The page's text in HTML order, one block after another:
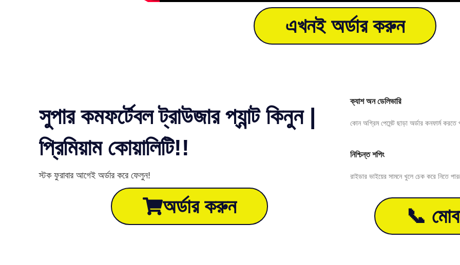
এখনই অর্ডার করুন
সুপার কমফর্টেবল ট্রাউজার প্যান্ট কিনুন |
প্রিমিয়াম কোয়ালিটি!!
স্টক ফুরাবার আগেই অর্ডার করে ফেলুন!
অর্ডার করুন
ক্যাশ অন ডেলিভারি
কোন অগ্রিম পেমেন্ট ছাড়া অর্ডার কনফার্ম করতে
নিশ্চিন্ত শপিং
রাইডার ভাইয়ের সামনে খুলে চেক করে নিতে
📞